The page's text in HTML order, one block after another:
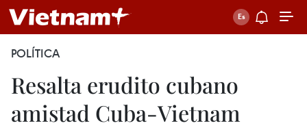
POLÍTICA
Resalta erudito cubano
amistad Cuba-Vietnam